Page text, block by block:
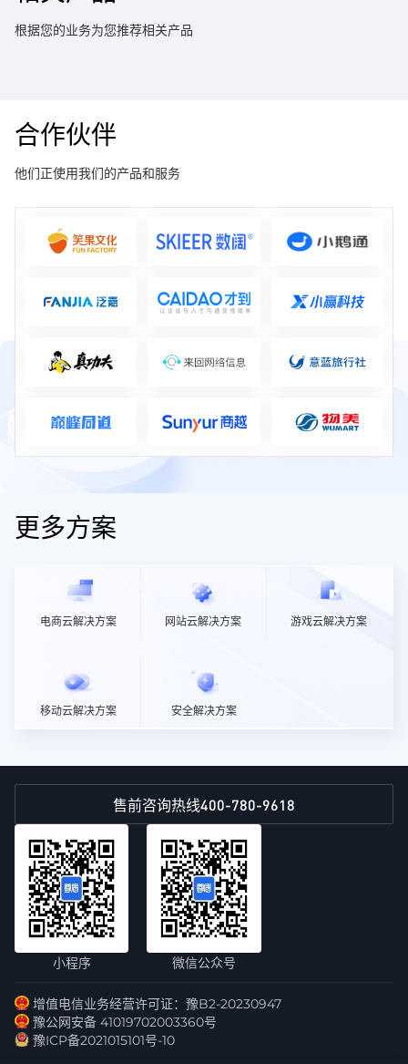
根据您的业务为您推荐相关产品
合作伙伴
他们正使用我们的产品和服务
更多方案
电商云解决方案 网站云解决方案 游戏云解决方案
移动云解决方案 安全解决方案
售前咨询热线400-780-9618
小程序 微信公众号
增值电信业务经营许可证：豫B2-20230947
豫公网安备 41019702003360号
豫ICP备2021015101号-10